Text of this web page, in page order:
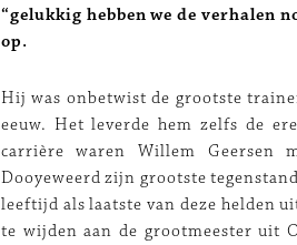
“gelukkig hebben we de verhalen
op.
Hij was onbetwist de grootste
eeuw. Het leverde hem zelfs de
carrière waren Willem Geersen
Dooyeweerd zijn grootste
leeftijd als laatste van deze helden
te wijden aan de grootmeester uit